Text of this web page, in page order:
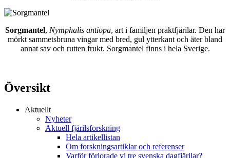
Sorgmantel, Nymphalis antiopa, art i familjen praktfjärilar. Den har
mörkt sammetsbruna vingar med bred, gul ytterkant och äter bland
annat sav och rutten frukt. Sorgmantel finns i hela Sverige.
Översikt
Aktuellt
Nyheter
Aktuell fjärilsforskning
Hela artikellistan
Om forskningsartiklar och referenser
Varför förlorade vi tre svenska dagfjärilar?